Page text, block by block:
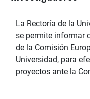
La Rectoría de la
se permite informar
de la Comisión
Universidad, para
proyectos ante la